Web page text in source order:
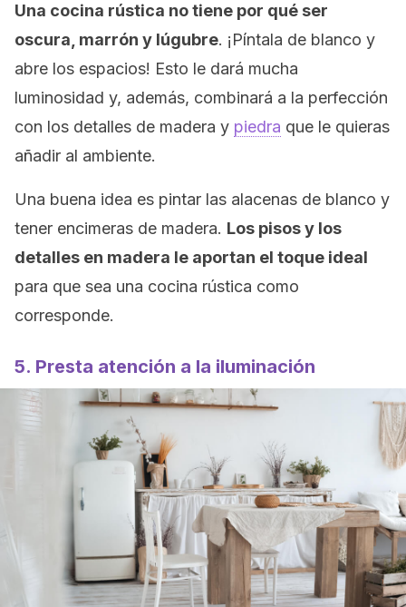
Una cocina rústica no tiene por qué ser
oscura, marrón y lúgubre. ¡Píntala de blanco y
abre los espacios! Esto le dará mucha
luminosidad y, además, combinará a la perfección
con los detalles de madera y piedra que le quieras
añadir al ambiente.
Una buena idea es pintar las alacenas de blanco y
tener encimeras de madera. Los pisos y los
detalles en madera le aportan el toque ideal
para que sea una cocina rústica como
corresponde.
5. Presta atención a la iluminación